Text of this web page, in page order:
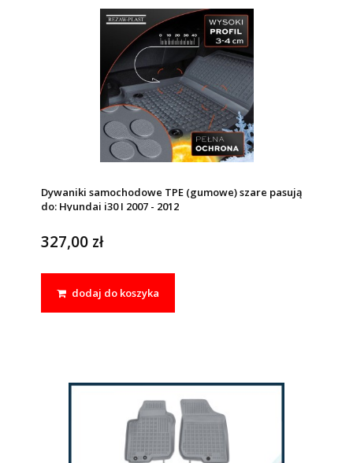
Dywaniki samochodowe TPE (gumowe) szare pasują
do: Hyundai i30 I 2007 - 2012
327,00 zł
dodaj do koszyka